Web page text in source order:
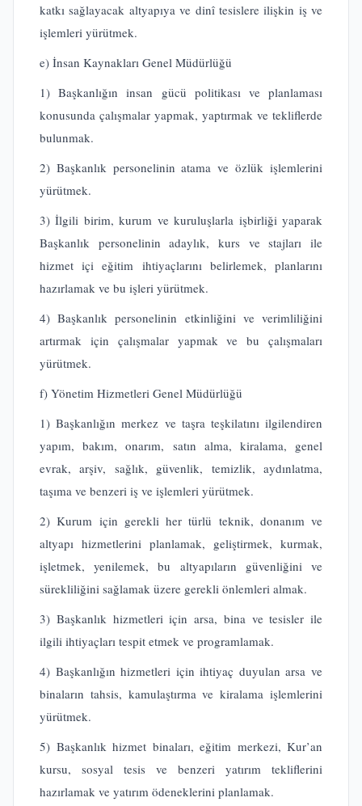
katkı sağlayacak altyapıya ve dinî tesislere ilişkin iş ve
işlemleri yürütmek.
e) İnsan Kaynakları Genel Müdürlüğü
1) Başkanlığın insan gücü politikası ve planlaması
konusunda çalışmalar yapmak, yaptırmak ve tekliflerde
bulunmak.
2) Başkanlık personelinin atama ve özlük işlemlerini
yürütmek.
3) İlgili birim, kurum ve kuruluşlarla işbirliği yaparak
Başkanlık personelinin adaylık, kurs ve stajları ile
hizmet içi eğitim ihtiyaçlarını belirlemek, planlarını
hazırlamak ve bu işleri yürütmek.
4) Başkanlık personelinin etkinliğini ve verimliliğini
artırmak için çalışmalar yapmak ve bu çalışmaları
yürütmek.
f) Yönetim Hizmetleri Genel Müdürlüğü
1) Başkanlığın merkez ve taşra teşkilatını ilgilendiren
yapım, bakım, onarım, satın alma, kiralama, genel
evrak, arşiv, sağlık, güvenlik, temizlik, aydınlatma,
taşıma ve benzeri iş ve işlemleri yürütmek.
2) Kurum için gerekli her türlü teknik, donanım ve
altyapı hizmetlerini planlamak, geliştirmek, kurmak,
işletmek, yenilemek, bu altyapıların güvenliğini ve
sürekliliğini sağlamak üzere gerekli önlemleri almak.
3) Başkanlık hizmetleri için arsa, bina ve tesisler ile
ilgili ihtiyaçları tespit etmek ve programlamak.
4) Başkanlığın hizmetleri için ihtiyaç duyulan arsa ve
binaların tahsis, kamulaştırma ve kiralama işlemlerini
yürütmek.
5) Başkanlık hizmet binaları, eğitim merkezi, Kur’an
kursu, sosyal tesis ve benzeri yatırım tekliflerini
hazırlamak ve yatırım ödeneklerini planlamak.